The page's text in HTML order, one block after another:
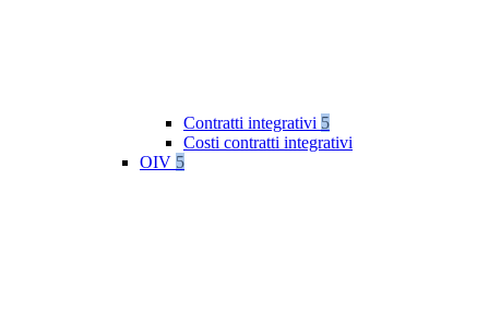
Contratti integrativi 5
Costi contratti integrativi
OIV 5